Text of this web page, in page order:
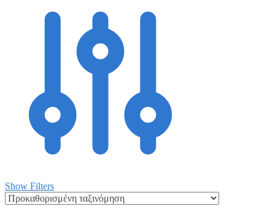
Show Filters